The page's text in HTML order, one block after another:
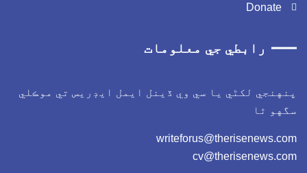
Donate
رابطي جي معلومات
پنهنجي لکڻي يا سي وي ڏينل ايمل ايڊريس تي موڪلي
سگهو ٿا
writeforus@therisenews.com
cv@therisenews.com